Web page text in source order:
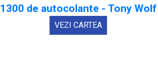
1300 de autocolante - Tony Wolf
VEZI CARTEA